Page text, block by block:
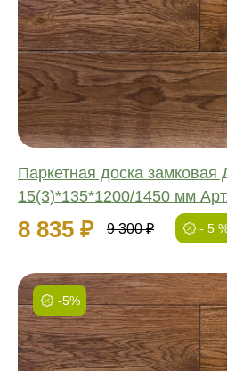
Паркетная доска
15(3)*135*1200/1450 мм
8 835 ₽ 9 300 ₽ - 5
Обработка:
Длина:
Ширина:
Толщина:
-5%
Фаска:
Соединение:
Обработка: